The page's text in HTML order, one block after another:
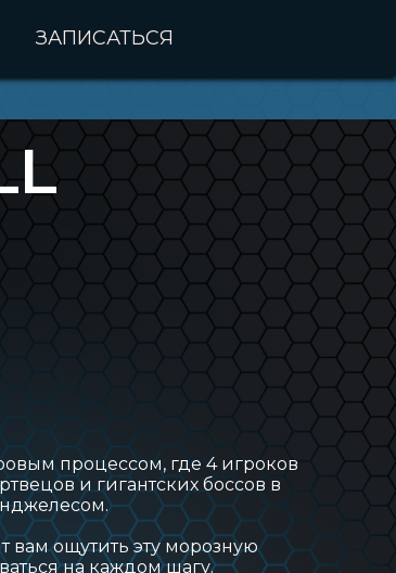
ЗАПИСАТЬСЯ
процессом, где 4 игроков
и гигантских боссов в
вам ощутить эту морозную
на каждом шагу.